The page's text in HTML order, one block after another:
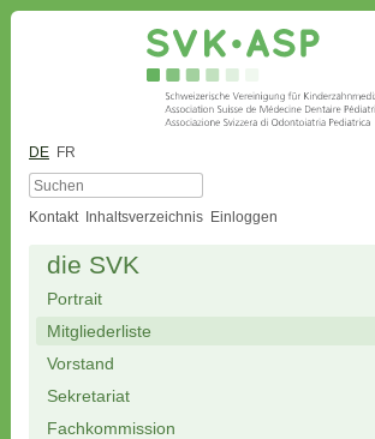
DE FR
Kontakt Inhaltsverzeichnis Einloggen
die SVK
Portrait
Mitgliederliste
Vorstand
Sekretariat
Fachkommission